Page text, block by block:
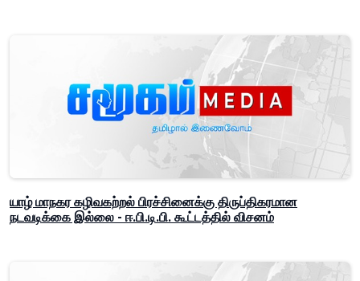
யாழ் மாநகர கழிவகற்றல் பிரச்சினைக்கு திருப்திகரமான
நடவடிக்கை இல்லை - ஈ.பி.டி.பி. கூட்டத்தில் விசனம்